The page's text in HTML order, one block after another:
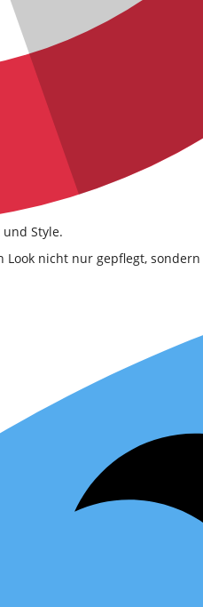
Style.
Look nicht nur gepflegt,